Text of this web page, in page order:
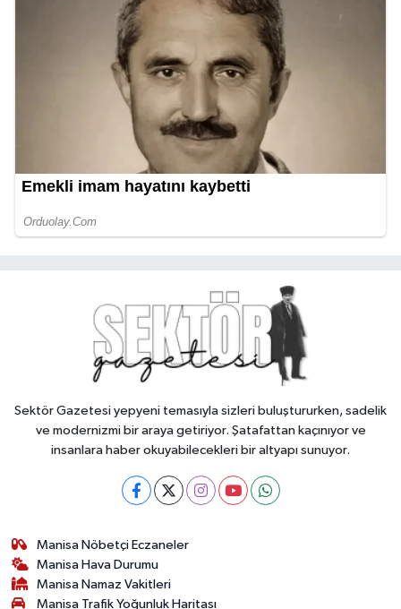
Sektör Gazetesi yepyeni temasıyla sizleri buluştururken, sadelik
ve modernizmi bir araya getiriyor. Şatafattan kaçınıyor ve
insanlara haber okuyabilecekleri bir altyapı sunuyor.
Manisa Nöbetçi Eczaneler
Manisa Hava Durumu
Manisa Namaz Vakitleri
Manisa Trafik Yoğunluk Haritası